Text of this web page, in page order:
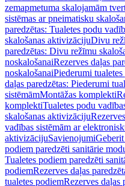
zemapmetuma skalojamām
sistēmas ar pneimatisku
paredzētas: Tualetes podu
skalošanas aktivizācijuDivu
paredzētas: Divu režīmu
noskalošanaiRezerves daļas
noskalošanaiPiederumi
daļas paredzētas: Piederumi
sistēmāmMontāžas komplekti
komplektiTualetes podu
skalošanas aktivizāciju
vadības sistēmām ar
aktivizācijuSavienojumi
podiem paredzēti sanitārie
Tualetes podiem paredzēti
podiemRezerves daļas
tualetes podiemRezerves daļas